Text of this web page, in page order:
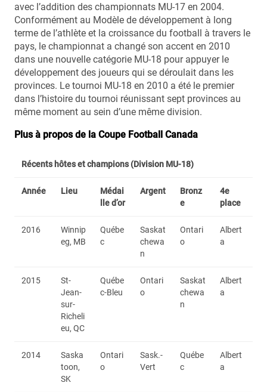
avec l’addition des championnats MU-17 en 2004.
Conformément au Modèle de développement à long
terme de l’athlète et la croissance du football à travers le
pays, le championnat a changé son accent en 2010
dans une nouvelle catégorie MU-18 pour appuyer le
développement des joueurs qui se déroulait dans les
provinces. Le tournoi MU-18 en 2010 a été le premier
dans l’histoire du tournoi réunissant sept provinces au
même moment au sein d’une même division.
Plus à propos de la Coupe Football Canada
Récents hôtes et champions (Division MU-18)
Année Lieu
Médai
lle d’or
Argent
Bronz
e
4e
place
2016
Winnip
eg, MB
Québe
c
Saskat
chewa
n
Ontari
o
Albert
a
2015
St-
Jean-
sur-
Richeli
eu, QC
Québe
c-Bleu
Ontari
o
Saskat
chewa
n
Albert
a
2014
Saska
toon,
SK
Ontari
o
Sask.-
Vert
Québe
c
Albert
a